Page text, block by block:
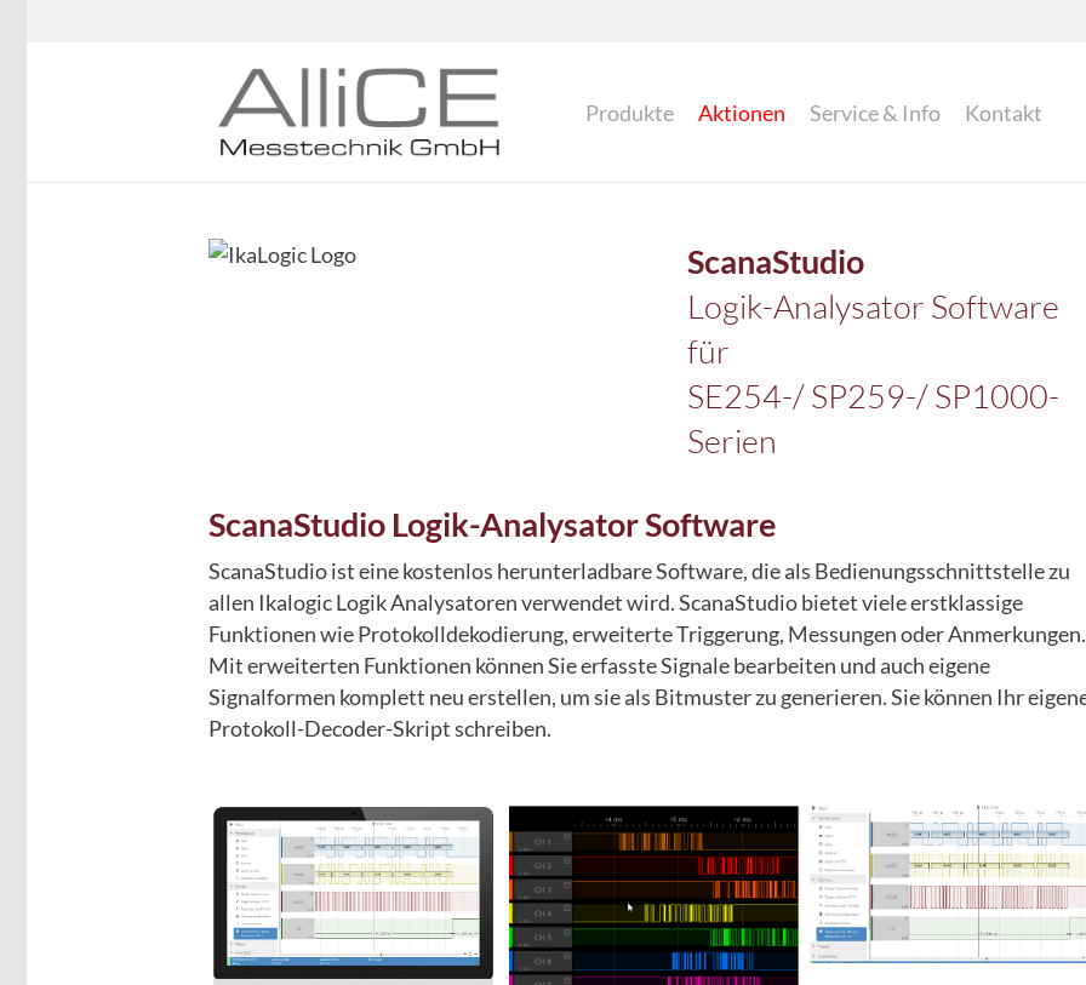
Produkte Aktionen Service & Info Kontakt
ScanaStudio
Logik-Analysator Software
für
SE254-/ SP259-/ SP1000-
Serien
ScanaStudio Logik-Analysator Software
ScanaStudio ist eine kostenlos herunterladbare Software, die als Bedienungsschnittstelle zu
allen Ikalogic Logik Analysatoren verwendet wird. ScanaStudio bietet viele erstklassige
Funktionen wie Protokolldekodierung, erweiterte Triggerung, Messungen oder Anmerkungen.
Mit erweiterten Funktionen können Sie erfasste Signale bearbeiten und auch eigene
Signalformen komplett neu erstellen, um sie als Bitmuster zu generieren. Sie können Ihr
Protokoll-Decoder-Skript schreiben.